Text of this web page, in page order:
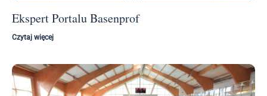
Ekspert Portalu Basenprof
Czytaj więcej